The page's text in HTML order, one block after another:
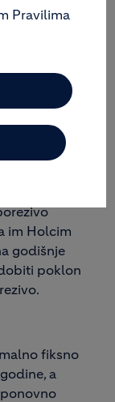
će se
koji je
plana
im Holcim
godišnje
poklon
fiksno
a
Pravilima